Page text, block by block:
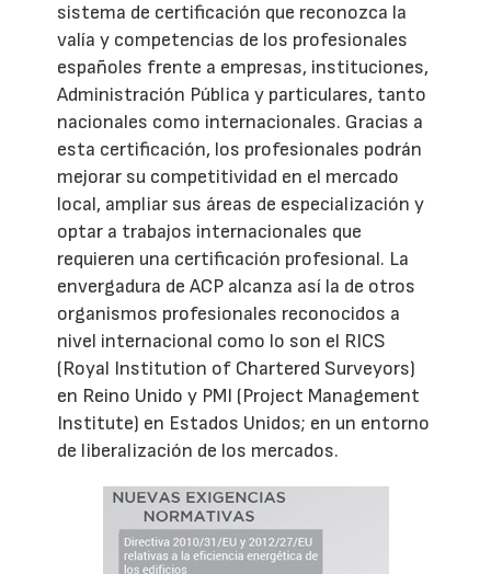
sistema de certificación que reconozca la
valía y competencias de los profesionales
españoles frente a empresas, instituciones,
Administración Pública y particulares, tanto
nacionales como internacionales. Gracias a
esta certificación, los profesionales podrán
mejorar su competitividad en el mercado
local, ampliar sus áreas de especialización y
optar a trabajos internacionales que
requieren una certificación profesional. La
envergadura de ACP alcanza así la de otros
organismos profesionales reconocidos a
nivel internacional como lo son el RICS
(Royal Institution of Chartered Surveyors)
en Reino Unido y PMI (Project Management
Institute) en Estados Unidos; en un entorno
de liberalización de los mercados.